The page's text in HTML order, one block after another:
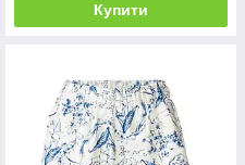
Купити